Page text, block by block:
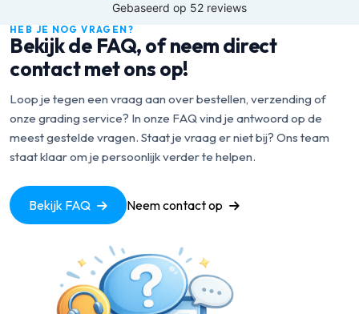
HEB JE NOG VRAGEN?
Bekijk de FAQ, of neem direct
contact met ons op!
Loop je tegen een vraag aan over bestellen, verzending of
onze grading service? In onze FAQ vind je antwoord op de
meest gestelde vragen. Staat je vraag er niet bij? Ons team
staat klaar om je persoonlijk verder te helpen.
Bekijk FAQ Neem contact op